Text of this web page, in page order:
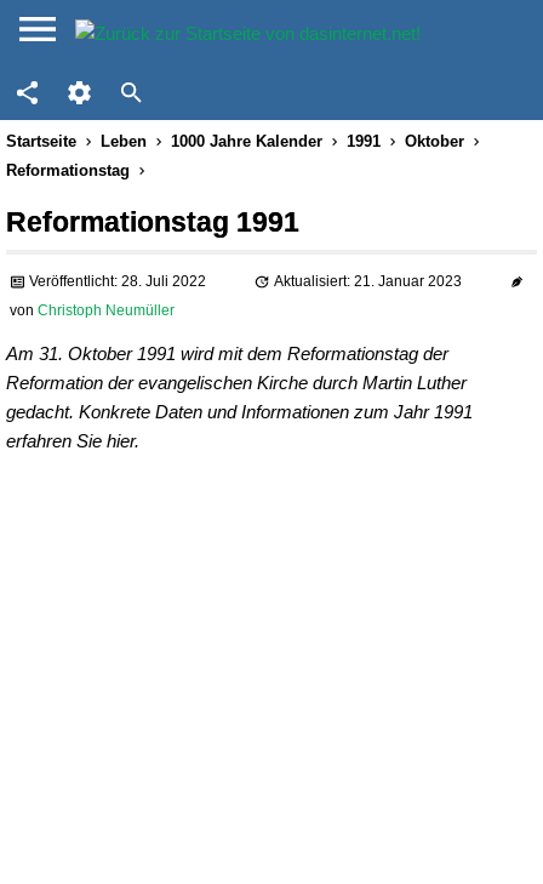
Startseite Leben 1000 Jahre Kalender 1991
Oktober
Reformationstag
Reformationstag 1991
Veröffentlicht: 28. Juli 2022
Aktualisiert: 21. Januar 2023
von Christoph Neumüller
Am 31. Oktober 1991 wird mit dem Reformationstag der
Reformation der evangelischen Kirche durch Martin Luther
gedacht. Konkrete Daten und Informationen zum Jahr 1991
erfahren Sie hier.